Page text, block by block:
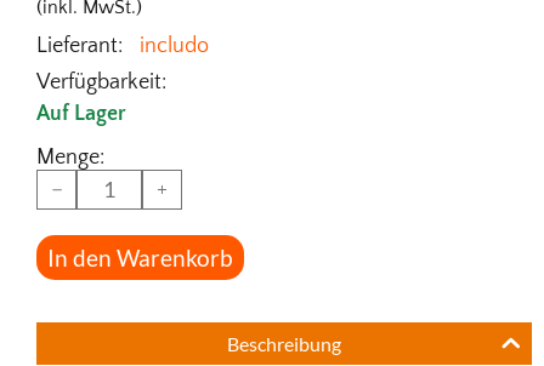
(inkl. MwSt.)
Lieferant:
includo
Verfügbarkeit:
Auf Lager
Menge:
−
+
In den Warenkorb
Beschreibung